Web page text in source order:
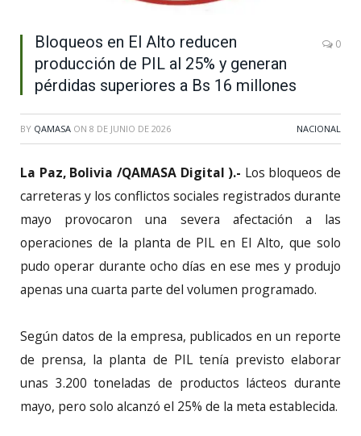
Bloqueos en El Alto reducen
producción de PIL al 25% y generan
pérdidas superiores a Bs 16 millones
0
BY QAMASA ON 8 DE JUNIO DE 2026 NACIONAL
La Paz, Bolivia /QAMASA Digital ).- Los bloqueos de
carreteras y los conflictos sociales registrados durante
mayo provocaron una severa afectación a las
operaciones de la planta de PIL en El Alto, que solo
pudo operar durante ocho días en ese mes y produjo
apenas una cuarta parte del volumen programado.
Según datos de la empresa, publicados en un reporte
de prensa, la planta de PIL tenía previsto elaborar
unas 3.200 toneladas de productos lácteos durante
mayo, pero solo alcanzó el 25% de la meta establecida.